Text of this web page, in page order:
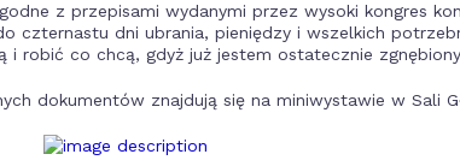
z przepisami wydanymi przez wysoki kongres
czternastu dni ubrania, pieniędzy i wszelkich
i robić co chcą, gdyż już jestem ostatecznie
dokumentów znajdują się na miniwystawie w Sali